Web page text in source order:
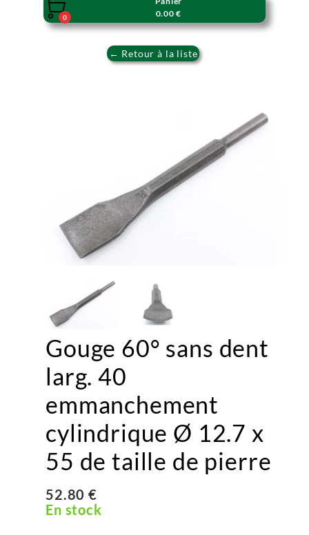

0
0.00 €
← Retour à la liste
Gouge 60° sans dent
larg. 40
emmanchement
cylindrique Ø 12.7 x
55 de taille de pierre
52.80 €
En stock